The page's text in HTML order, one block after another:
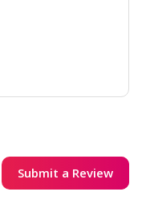
Submit a Review